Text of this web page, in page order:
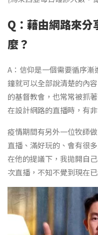
Q：藉由網路來
麼？
A：信仰是一個需要循序
鐘就可以全部說清楚的內
的基督教會，也常常被抓
在設計網路的直播時，有
疫情期間有另外一位牧師
直播、滿好玩的、會有很
在他的提議下，我拋開自
次直播，不知不覺到現在